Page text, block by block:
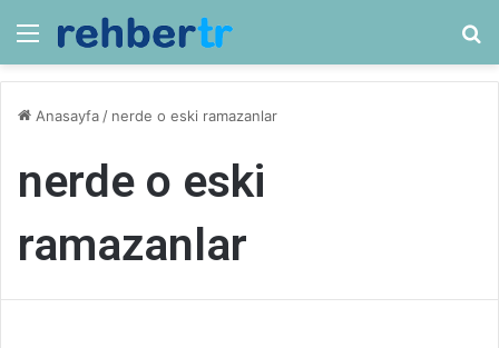
Menü
Anasayfa / nerde o eski ramazanlar
nerde o eski
ramazanlar